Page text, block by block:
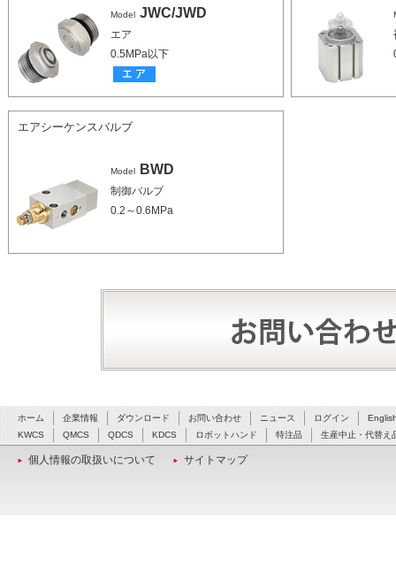
Model JWC/JWD
エア
0.5MPa以下
エアシーケンスバルブ
Model BWD
制御バルブ
0.2～0.6MPa
ホーム 企業情報 ダウンロード お問い合わせ ニュース ログイン
KWCS
QMCS QDCS KDCS ロボットハンド 特注品 生産中止・代替え
個人情報の取扱いについて サイトマップ